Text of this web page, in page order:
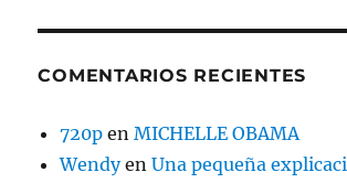
COMENTARIOS RECIENTES
720p enMICHELLE OBAMA
WendyenUna pequeña